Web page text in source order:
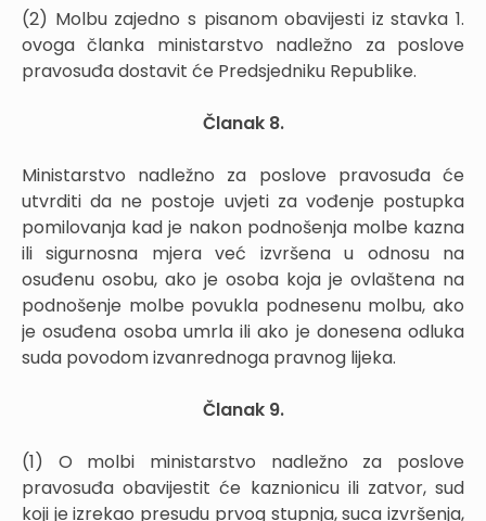
(2) Molbu zajedno s pisanom obavijesti iz stavka 1.
ovoga članka ministarstvo nadležno za poslove
pravosuđa dostavit će Predsjedniku Republike.
Članak 8.
Ministarstvo nadležno za poslove pravosuđa će
utvrditi da ne postoje uvjeti za vođenje postupka
pomilovanja kad je nakon podnošenja molbe kazna
ili sigurnosna mjera već izvršena u odnosu na
osuđenu osobu, ako je osoba koja je ovlaštena na
podnošenje molbe povukla podnesenu molbu, ako
je osuđena osoba umrla ili ako je donesena odluka
suda povodom izvanrednoga pravnog lijeka.
Članak 9.
(1) O molbi ministarstvo nadležno za poslove
pravosuđa obavijestit će kaznionicu ili zatvor, sud
koji je izrekao presudu prvog stupnja, suca izvršenja,